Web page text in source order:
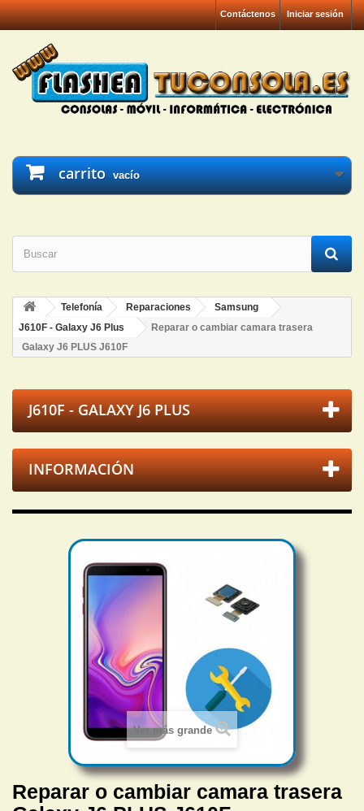
Iniciar sesión
Contáctenos
carrito vacío
Telefonía Reparaciones
Samsung
J610F - Galaxy J6 Plus
Reparar o cambiar camara trasera
Galaxy J6 PLUS J610F
J610F - GALAXY J6 PLUS
INFORMACIÓN
Ver más grande
Reparar o cambiar camara trasera